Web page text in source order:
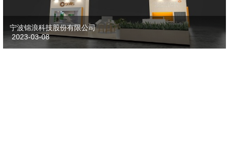
宁波锦浪科技股份有限公司
2023-03-08